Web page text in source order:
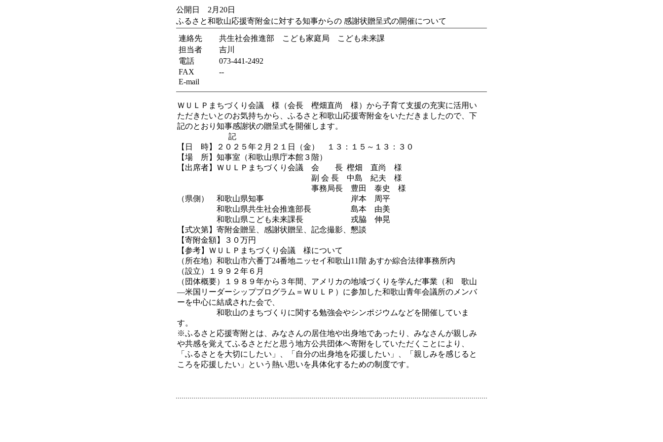
公開日 2月20日
ふるさと和歌山応援寄附金に対する知事からの 感謝状贈呈式の開催について
連絡先
共生社会推進部 こども家庭局 こども未来課
担当者
吉川
電話
073-441-2492
FAX
--
E-mail
ＷＵＬＰまちづくり会議 様（会長 樫畑直尚 様）から子育て支援の充実に活用い
ただきたいとのお気持ちから、ふるさと和歌山応援寄附金をいただきましたので、下
記のとおり知事感謝状の贈呈式を開催します。
記
【日 時】２０２５年２月２１日（金） １３：１５～１３：３０
【場 所】知事室（和歌山県庁本館３階）
【出席者】ＷＵＬＰまちづくり会議 会 長 樫畑 直尚 様
副 会 長 中島 紀夫 様
事務局長 豊田 泰史 様
（県側） 和歌山県知事 岸本 周平
和歌山県共生社会推進部長 島本 由美
和歌山県こども未来課長 戎脇 伸晃
【式次第】寄附金贈呈、感謝状贈呈、記念撮影、懇談
【寄附金額】３０万円
【参考】ＷＵＬＰまちづくり会議 様について
（所在地）和歌山市六番丁24番地ニッセイ和歌山11階 あすか綜合法律事務所内
（設立）１９９２年６月
（団体概要）１９８９年から３年間、アメリカの地域づくりを学んだ事業（和 歌山
―米国リーダーシッププログラム＝ＷＵＬＰ）に参加した和歌山青年会議所のメンバ
ーを中心に結成された会で、
和歌山のまちづくりに関する勉強会やシンポジウムなどを開催していま
す。
※ふるさと応援寄附とは、みなさんの居住地や出身地であったり、みなさんが親しみ
や共感を覚えてふるさとだと思う地方公共団体へ寄附をしていただくことにより、
「ふるさとを大切にしたい」、「自分の出身地を応援したい」、「親しみを感じると
ころを応援したい」という熱い思いを具体化するための制度です。